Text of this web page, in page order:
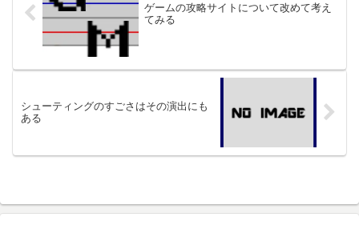
ゲームの攻略サイトについて改めて考え
てみる
シューティングのすごさはその演出にも
ある